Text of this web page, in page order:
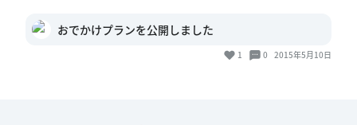
おでかけプランを公開しました
1 0 2015年5月10日